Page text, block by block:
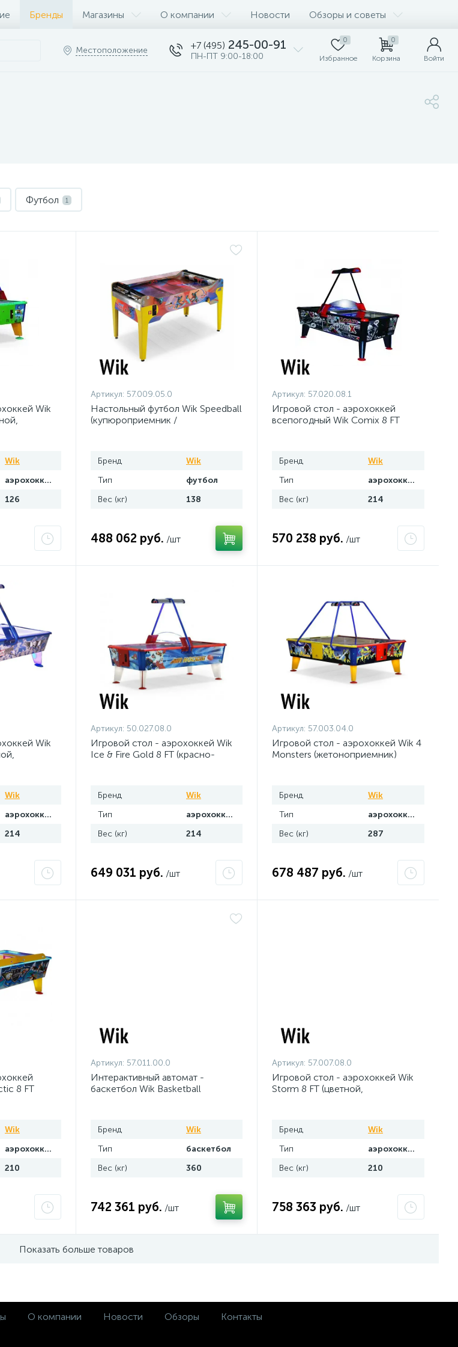
Бренды Магазины О компании Новости Обзоры и советы
Местоположение +7 (495) 245-00-91
ПН-ПТ 9:00-18:00
0
Избранное
0
Корзина Войти
Футбол 1
Wik
Wik
аэрохоккей
126
Артикул: 57.009.05.0
Настольный футбол Wik Speedball
(купюроприемник /
Бренд
Wik
Тип
футбол
Вес (кг)
138
488 062 руб. /шт
Артикул: 57.020.08.1
Игровой стол - аэрохоккей
всепогодный Wik Comix 8 FT
Бренд
Wik
Тип
аэрохоккей
Вес (кг)
214
570 238 руб. /шт
Wik
Wik
аэрохоккей
214
Артикул: 50.027.08.0
Игровой стол - аэрохоккей Wik
Ice & Fire Gold 8 FT (красно-
Бренд
Wik
Тип
аэрохоккей
Вес (кг)
214
649 031 руб. /шт
Артикул: 57.003.04.0
Игровой стол - аэрохоккей Wik 4
Monsters (жетоноприемник)
Бренд
Wik
Тип
аэрохоккей
Вес (кг)
287
678 487 руб. /шт
8 FT
Wik
аэрохоккей
210
Артикул: 57.011.00.0
Интерактивный автомат -
баскетбол Wik Basketball
Бренд
Wik
Тип
баскетбол
Вес (кг)
360
742 361 руб. /шт
Артикул: 57.007.08.0
Игровой стол - аэрохоккей Wik
Storm 8 FT (цветной,
Бренд
Wik
Тип
аэрохоккей
Вес (кг)
210
758 363 руб. /шт
Показать больше товаров
О компании Новости Обзоры Контакты